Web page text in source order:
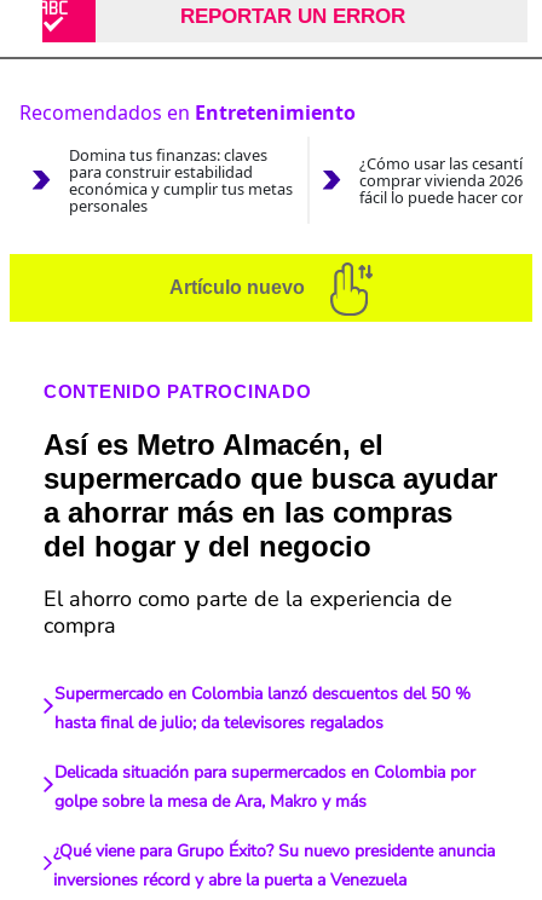
REPORTAR UN ERROR
Recomendados en Entretenimiento
Domina tus finanzas: claves
para construir estabilidad
económica y cumplir tus metas
personales
¿Cómo usar las
comprar vivienda 2026?
fácil lo puede hacer con
Artículo nuevo
CONTENIDO PATROCINADO
Así es Metro Almacén, el
supermercado que busca ayudar
a ahorrar más en las compras
del hogar y del negocio
El ahorro como parte de la experiencia de
compra
Supermercado en Colombia lanzó descuentos del 50 %
hasta final de julio; da televisores regalados
Delicada situación para supermercados en Colombia por
golpe sobre la mesa de Ara, Makro y más
¿Qué viene para Grupo Éxito? Su nuevo presidente anuncia
inversiones récord y abre la puerta a Venezuela